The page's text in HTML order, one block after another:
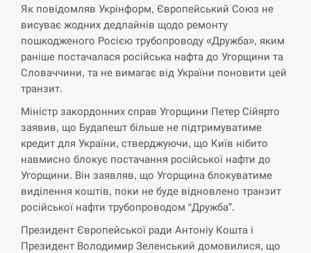
СЕРПЕНЬ
12:53
США обсуждают лицензии на Patriot для
Украины, несмотря на сомнения…
СЕРПЕНЬ
12:40
Латвія готова направити до 20 військових для
розблокування Ормузької протоки
СЕРПЕНЬ
12:23
переправу, склады и другие важные объекты…
Як повідомляв Укрінформ, Європейський Союз не
висуває жодних дедлайнів щодо ремонту
пошкодженого Росією трубопроводу «Дружба», яким
раніше постачалася російська нафта до Угорщини та
Словаччини, та не вимагає від України поновити цей
транзит.
Міністр закордонних справ Угорщини Петер Сійярто
заявив, що Будапешт більше не підтримуватиме
кредит для України, стверджуючи, що Київ нібито
навмисно блокує постачання російської нафти до
Угорщини. Він заявляв, що Угорщина блокуватиме
виділення коштів, поки не буде відновлено транзит
російської нафти трубопроводом “Дружба”.
Президент Європейської ради Антоніу Кошта і
Президент Володимир Зеленський домовилися, що